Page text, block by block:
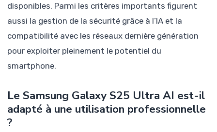
disponibles. Parmi les critères importants figurent
aussi la gestion de la sécurité grâce à l’IA et la
compatibilité avec les réseaux dernière génération
pour exploiter pleinement le potentiel du
smartphone.
Le Samsung Galaxy S25 Ultra AI est-il
adapté à une utilisation professionnelle
?